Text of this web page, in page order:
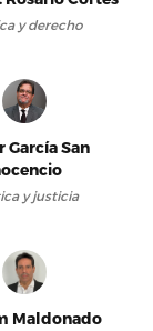
y derecho
García San
y justicia
Maldonado